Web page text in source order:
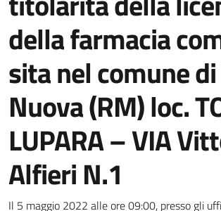
della farmacia
sita nel comune
Nuova (RM) loc.
LUPARA – VIA
Alfieri N.1
Il 5 maggio 2022 alle ore 09:00, presso gli